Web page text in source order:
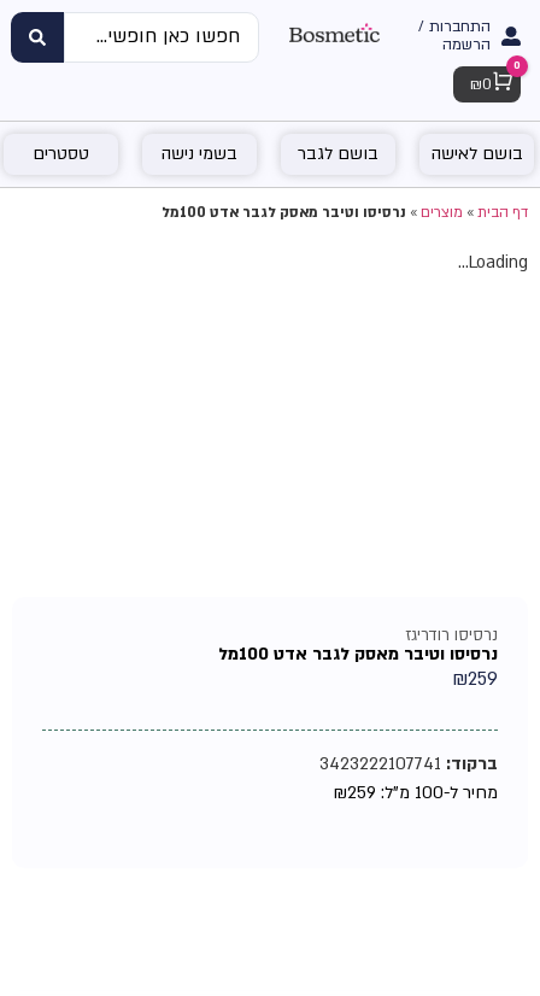
התחברות /
הרשמה
Cart
0
₪ 0
בושם לאישה בושם לגבר בשמי נישה טסטרים
דף הבית»מוצרים»נרסיסו וטיבר מאסק לגבר אדט 100מל
Loading...
נרסיסו רודריגז
נרסיסו וטיבר מאסק לגבר אדט 100מל
₪259
ברקוד:3423222107741
מחיר ל-100 מ"ל:
₪259